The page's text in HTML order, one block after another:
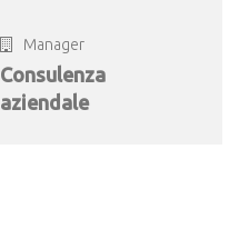
Manager
Consulenza
aziendale